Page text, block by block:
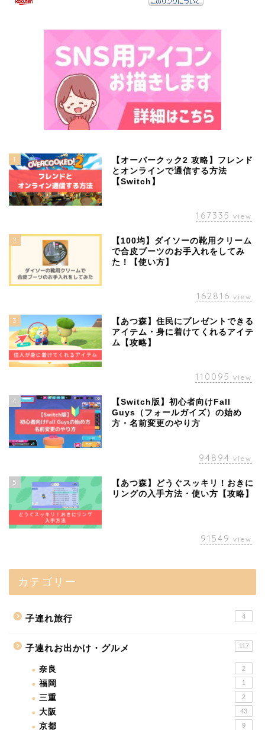
1
【オーバークック2 攻略】フレンド
とオンラインで通信する方法
【Switch】
167335 view
2
【100均】ダイソーの靴用クリーム
で合皮ブーツのお手入れをしてみ
た！【使い方】
162816 view
3
【あつ森】住民にプレゼントできる
アイテム・身に着けてくれるアイテ
ム【攻略】
110095 view
4
【Switch版】初心者向けFall
Guys（フォールガイズ）の始め
方・名前変更のやり方
94894 view
5
【あつ森】どうぐスッキリ！おきに
リングの入手方法・使い方【攻略】
91549 view
カテゴリー
子連れ旅行 4
子連れお出かけ・グルメ 117
奈良 2
福岡 1
三重 2
大阪 43
京都 9